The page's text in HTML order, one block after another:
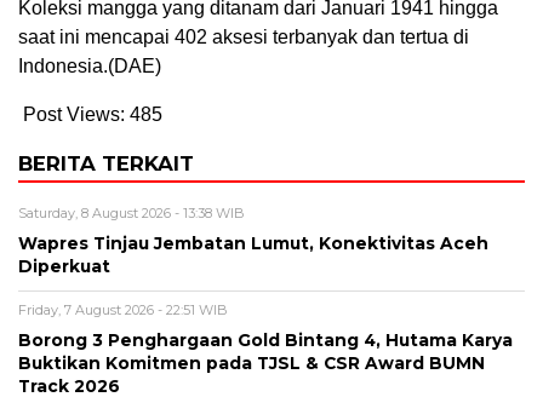
Koleksi mangga yang ditanam dari Januari 1941 hingga
saat ini mencapai 402 aksesi terbanyak dan tertua di
Indonesia.(DAE)
Post Views: 485
BERITA TERKAIT
Saturday, 8 August 2026 - 13:38 WIB
Wapres Tinjau Jembatan Lumut, Konektivitas Aceh
Diperkuat
Friday, 7 August 2026 - 22:51 WIB
Borong 3 Penghargaan Gold Bintang 4, Hutama Karya
Buktikan Komitmen pada TJSL & CSR Award BUMN
Track 2026